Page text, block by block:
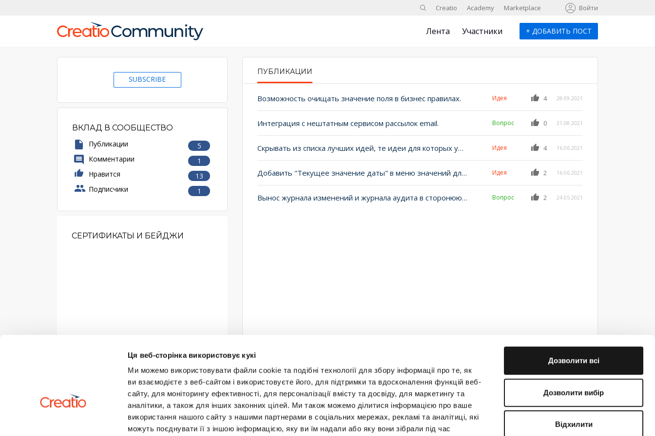
Ця веб-сторінка використовує кукі
Ми можемо використовувати файли cookie та подібні технології для збору інформації про те, як
ви взаємодієте з веб-сайтом і використовуєте його, для підтримки та вдосконалення функцій веб-
сайту, для моніторингу ефективності, для персоналізації вмісту та досвіду, для маркетингу та
аналітики, а також для інших законних цілей. Ми також можемо ділитися інформацією про ваше
використання нашого сайту з нашими партнерами в соціальних мережах, рекламі та аналітиці, які
можуть поєднувати її з іншою інформацією, яку ви їм надали або яку вони зібрали під час
Дозволити всі
Дозволити вибір
Відхилити
ПоискCreatio Academy Marketplace Войти
Лента Участники + ДОБАВИТЬ ПОСТ
PRIMARY TABS
ПУБЛИКАЦИИ
Возможность очищать значение поля в бизнес правилах. Идея 4 28.09.2021
Интеграция с нештатным сервисом рассылок email. Вопрос 0 31.08.2021
Скрывать из списка лучших идей, те идеи для которых уже реализовано решение Идея 4 16.06.2021
Добавить "Текущее значение даты" в меню значений для сравнения с полями даты/времени и даты Идея 2 16.06.2021
Вынос журнала изменений и журнала аудита в сторонюю БД Вопрос 2 24.05.2021
SUBSCRIBE
ВКЛАД В СООБЩЕСТВО
Публикации
5
Комментарии
1
Нравится
13
Подписчики
1
СЕРТИФИКАТЫ И БЕЙДЖИ
Будьте на связи!